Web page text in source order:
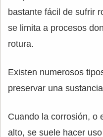
bastante fácil de sufrir
se limita a procesos
rotura.
Existen numerosos
preservar una
Cuando la corrosión, o
alto, se suele hacer